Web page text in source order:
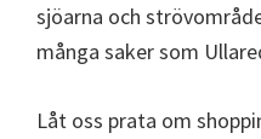
sjöarna och
många saker som
Låt oss prata om